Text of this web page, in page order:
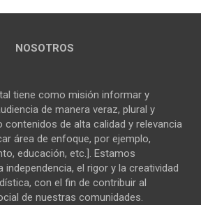
NOSOTROS
tiene como misión informar y
de manera veraz, plural y
contenidos de alta calidad y relevancia
área de enfoque, por ejemplo,
educación, etc.]. Estamos
el rigor y la creatividad
con el fin de contribuir al
de nuestras comunidades.